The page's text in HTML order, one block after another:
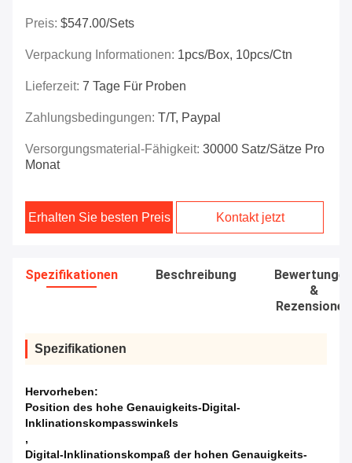
Preis: $547.00/Sets
Verpackung Informationen: 1pcs/box, 10pcs/ctn
Lieferzeit: 7 Tage Für Proben
Zahlungsbedingungen: T/T, Paypal
Versorgungsmaterial-Fähigkeit: 30000 Satz/Sätze Pro
Monat
Erhalten Sie besten Preis Kontakt jetzt
Spezifikationen Beschreibung
Bewertungen
&
Rezensionen
Spezifikationen
Hervorheben:
Position des hohe Genauigkeits-Digital-
Inklinationskompasswinkels
,
Digital-Inklinationskompaß der hohen Genauigkeits-